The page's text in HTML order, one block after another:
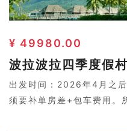
¥ 49980.00
波拉波拉四季度假
出发时间：2026年4月之
须要补单房差+包车费用。